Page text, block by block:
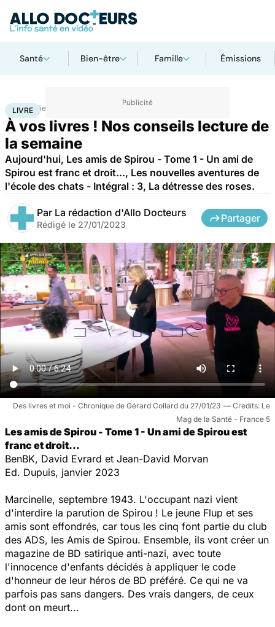
Santé Bien-être Famille Émissions
Accueil Bien-être
LIVRE
À vos livres ! Nos conseils lecture de
la semaine
Aujourd'hui, Les amis de Spirou - Tome 1 - Un ami de
Spirou est franc et droit..., Les nouvelles aventures de
l'école des chats - Intégral : 3, La détresse des roses.
Par La rédaction d'Allo Docteurs
Rédigé le 27/01/2023
Partager
Des livres et moi - Chronique de Gérard Collard du 27/01/23
Le
Mag de la Santé - France 5
Les amis de Spirou - Tome 1 - Un ami de Spirou est
franc et droit...
BenBK, David Evrard et Jean-David Morvan
Ed. Dupuis, janvier 2023
Marcinelle, septembre 1943. L'occupant nazi vient
d'interdire la parution de Spirou ! Le jeune Flup et ses
amis sont effondrés, car tous les cinq font partie du club
des ADS, les Amis de Spirou. Ensemble, ils vont créer un
magazine de BD satirique anti-nazi, avec toute
l'innocence d'enfants décidés à appliquer le code
d'honneur de leur héros de BD préféré. Ce qui ne va
parfois pas sans dangers. Des vrais dangers, de ceux
dont on meurt...